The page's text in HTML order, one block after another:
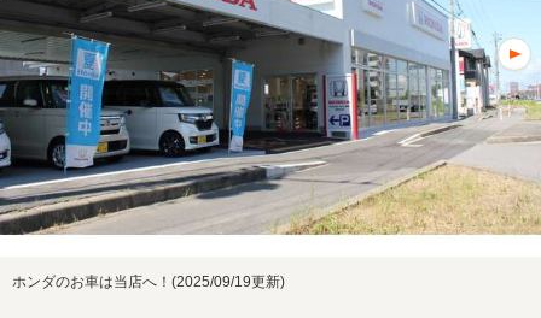
ホンダのお車は当店へ！(2025/09/19更新)